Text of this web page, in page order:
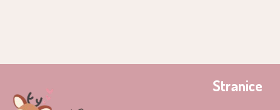
Stranice